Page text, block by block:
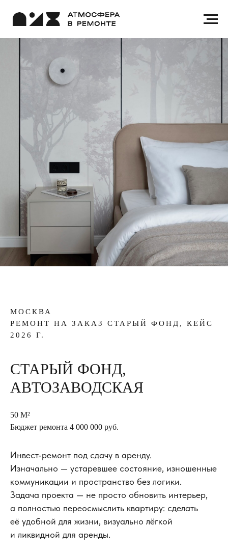
МОСКВА
РЕМОНТ НА ЗАКАЗ СТАРЫЙ ФОНД, КЕЙС
2026 Г.
СТАРЫЙ ФОНД,
АВТОЗАВОДСКАЯ
50 М²
Бюджет ремонта 4 000 000 руб.
Инвест-ремонт под сдачу в аренду.
Изначально — устаревшее состояние, изношенные
коммуникации и пространство без логики.
Задача проекта — не просто обновить интерьер,
а полностью переосмыслить квартиру: сделать
её удобной для жизни, визуально лёгкой
и ликвидной для аренды.